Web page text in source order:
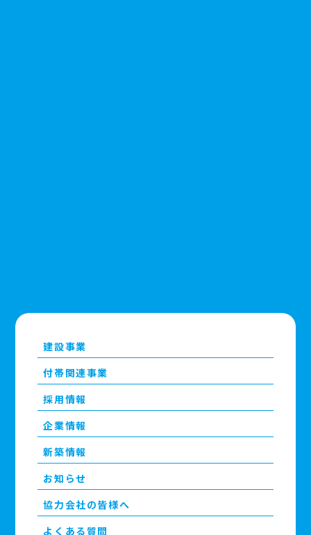
建設事業
付帯関連事業
採用情報
企業情報
新築情報
お知らせ
協力会社の皆様へ
よくある質問